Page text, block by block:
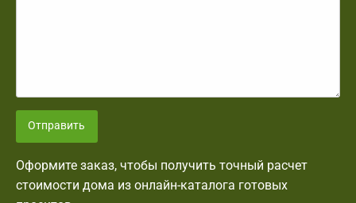
Отправить
Оформите заказ, чтобы получить точный расчет
стоимости дома из онлайн-каталога готовых